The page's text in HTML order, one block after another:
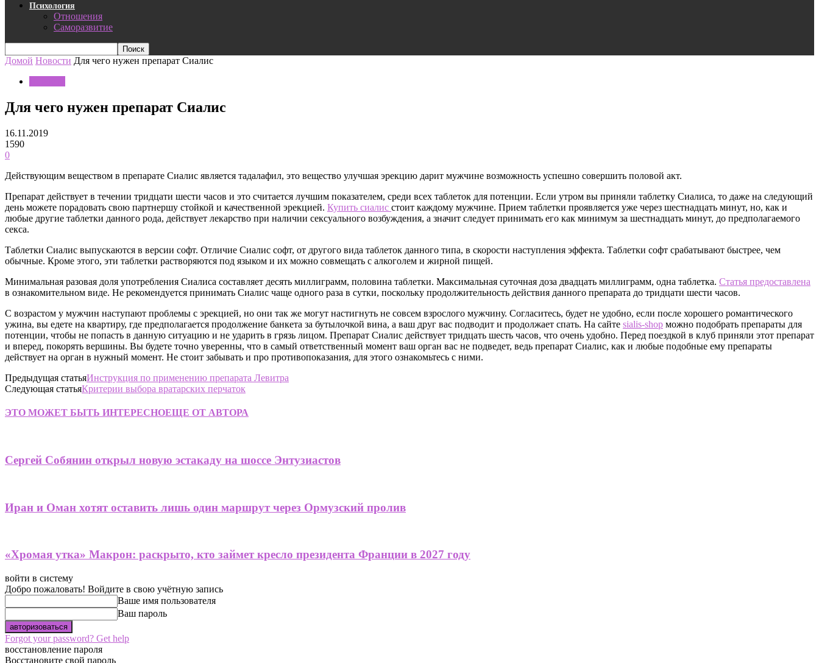
Психология
Отношения
Саморазвитие
Домой Новости Для чего нужен препарат Сиалис
Для чего нужен препарат Сиалис
16.11.2019
1590
0
Действующим веществом в препарате Сиалис является тадалафил, это вещество улучшая эрекцию дарит мужчине возможность успешно совершить половой акт.
Препарат действует в течении тридцати шести часов и это считается лучшим показателем, среди всех таблеток для потенции. Если утром вы приняли таблетку Сиалиса, то даже на следующий
день можете порадовать свою партнершу стойкой и качественной эрекцией. Купить сиалис стоит каждому мужчине. Прием таблетки проявляется уже через шестнадцать минут, но, как и
любые другие таблетки данного рода, действует лекарство при наличии сексуального возбуждения, а значит следует принимать его как минимум за шестнадцать минут, до предполагаемого
секса.
Таблетки Сиалис выпускаются в версии софт. Отличие Сиалис софт, от другого вида таблеток данного типа, в скорости наступления эффекта. Таблетки софт срабатывают быстрее, чем
обычные. Кроме этого, эти таблетки растворяются под языком и их можно совмещать с алкоголем и жирной пищей.
Минимальная разовая доля употребления Сиалиса составляет десять миллиграмм, половина таблетки. Максимальная суточная доза двадцать миллиграмм, одна таблетка. Статья предоставлена
в ознакомительном виде. Не рекомендуется принимать Сиалис чаще одного раза в сутки, поскольку продолжительность действия данного препарата до тридцати шести часов.
С возрастом у мужчин наступают проблемы с эрекцией, но они так же могут настигнуть не совсем взрослого мужчину. Согласитесь, будет не удобно, если после хорошего романтического
ужина, вы едете на квартиру, где предполагается продолжение банкета за бутылочкой вина, а ваш друг вас подводит и продолжает спать. На сайте sialis-shop можно подобрать препараты для
потенции, чтобы не попасть в данную ситуацию и не ударить в грязь лицом. Препарат Сиалис действует тридцать шесть часов, что очень удобно. Перед поездкой в клуб приняли этот препарат
и вперед, покорять вершины. Вы будете точно уверенны, что в самый ответственный момент ваш орган вас не подведет, ведь препарат Сиалис, как и любые подобные ему препараты
действует на орган в нужный момент. Не стоит забывать и про противопоказания, для этого ознакомьтесь с ними.
Предыдущая статьяИнструкция по применению препарата Левитра
Следующая статьяКритерии выбора вратарских перчаток
ЭТО МОЖЕТ БЫТЬ ИНТЕРЕСНОЕЩЕ ОТ АВТОРА
Сергей Собянин открыл новую эстакаду на шоссе Энтузиастов
Иран и Оман хотят оставить лишь один маршрут через Ормузский пролив
«Хромая утка» Макрон: раскрыто, кто займет кресло президента Франции в 2027 году
войти в систему
Добро пожаловать! Войдите в свою учётную запись
Ваше имя пользователя
Ваш пароль
Forgot your password? Get help
восстановление пароля
Восстановите свой пароль